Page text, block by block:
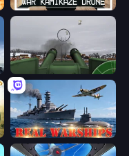
FPV War Kamikaze Drone
Flakmeister
Real Warships